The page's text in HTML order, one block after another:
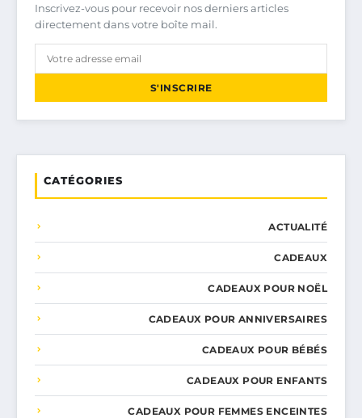
Inscrivez-vous pour recevoir nos derniers articles
directement dans votre boîte mail.
S'INSCRIRE
CATÉGORIES
ACTUALITÉ
CADEAUX
CADEAUX POUR NOËL
CADEAUX POUR ANNIVERSAIRES
CADEAUX POUR BÉBÉS
CADEAUX POUR ENFANTS
CADEAUX POUR FEMMES ENCEINTES